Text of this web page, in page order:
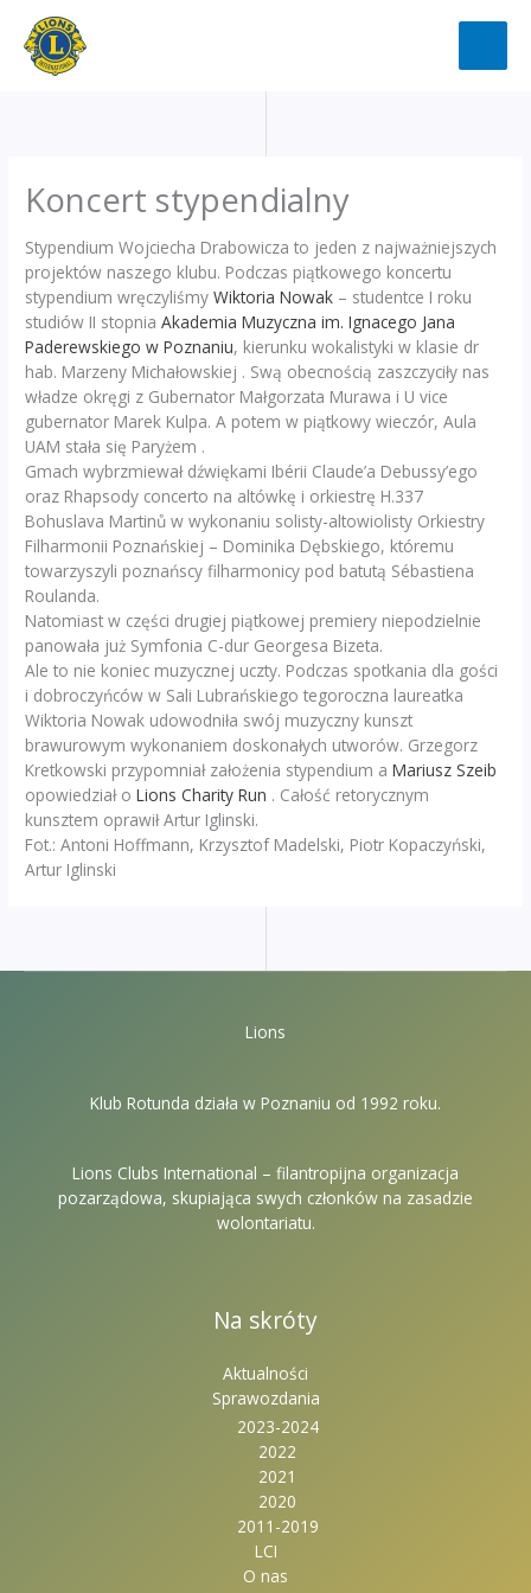
Przejdź
treści
Koncert stypendialny
Stypendium Wojciecha Drabowicza to jeden z najważniejszych
projektów naszego klubu. Podczas piątkowego koncertu
stypendium wręczyliśmyWiktoria Nowak – studentce I roku
studiów II stopniaAkademia Muzyczna im. Ignacego Jana
Paderewskiego w Poznaniu, kierunku wokalistyki w klasie dr
hab. Marzeny Michałowskiej . Swą obecnością zaszczyciły nas
władze okręgi z Gubernator Małgorzata Murawa i U vice
gubernator Marek Kulpa. A potem w piątkowy wieczór, Aula
UAM stała się Paryżem .
Gmach wybrzmiewał dźwiękami Ibérii Claude’a Debussy’ego
oraz Rhapsody concerto na altówkę i orkiestrę H.337
Bohuslava Martinů w wykonaniu solisty-altowiolisty Orkiestry
Filharmonii Poznańskiej – Dominika Dębskiego, któremu
towarzyszyli poznańscy filharmonicy pod batutą Sébastiena
Roulanda.
Natomiast w części drugiej piątkowej premiery niepodzielnie
panowała już Symfonia C-dur Georgesa Bizeta.
Ale to nie koniec muzycznej uczty. Podczas spotkania dla gości
i dobroczyńców w Sali Lubrańskiego tegoroczna laureatka
Wiktoria Nowak udowodniła swój muzyczny kunszt
brawurowym wykonaniem doskonałych utworów. Grzegorz
Kretkowski przypomniał założenia stypendium aMariusz Szeib
opowiedział oLions Charity Run . Całość retorycznym
kunsztem oprawił Artur Iglinski.
Fot.: Antoni Hoffmann, Krzysztof Madelski, Piotr Kopaczyński,
Artur Iglinski
Lions
Klub Rotunda działa w Poznaniu od 1992 roku.
Lions Clubs International – filantropijna organizacja
pozarządowa, skupiająca swych członków na zasadzie
wolontariatu.
Na skróty
Aktualności
Sprawozdania
2023-2024
2022
2021
2020
2011-2019
LCI
O nas